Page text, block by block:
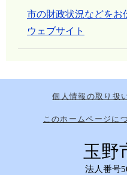
市の財政状況などをお
ウェブサイト
個人情報の取り扱
このホームページに
玉野
法人番号